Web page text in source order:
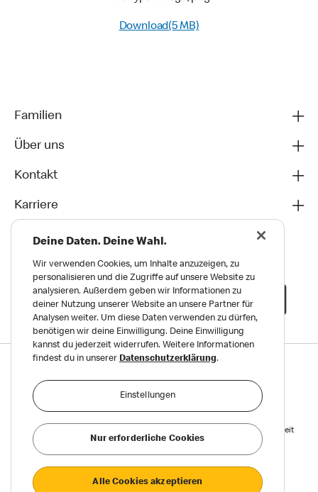
Download(5 MB)
Familien
Über uns
Kontakt
Karriere
Datenschutz
Reports on Human and Environmental Rights Erklärung zur Barrierefreiheit
Privatsphäre Einstellungen
©2026 McDonald’s. Alle Rechte vorbehalten.
Deine Daten. Deine Wahl.
Wir verwenden Cookies, um Inhalte anzuzeigen, zu
personalisieren und die Zugriffe auf unsere Website zu
analysieren. Außerdem geben wir Informationen zu
deiner Nutzung unserer Website an unsere Partner für
Analysen weiter. Um diese Daten verwenden zu dürfen,
benötigen wir deine Einwilligung. Deine Einwilligung
kannst du jederzeit widerrufen. Weitere Informationen
findest du in unserer Datenschutzerklärung.
Einstellungen
Nur erforderliche Cookies
Alle Cookies akzeptieren